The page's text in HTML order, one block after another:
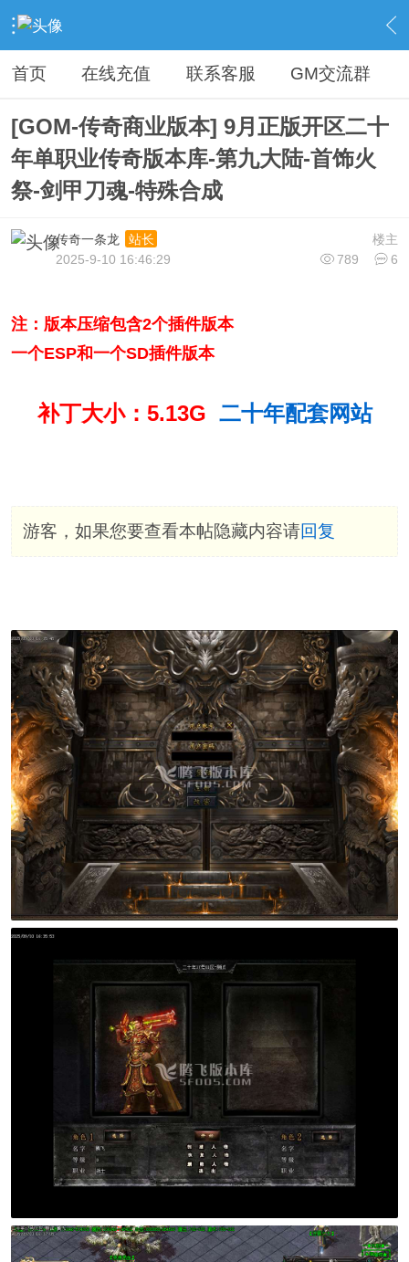
› 传奇论坛最新商业版本区 › 开区版本下载 › 内容
首页 在线充值 联系客服 GM交流群
[GOM-传奇商业版本] 9月正版开区二十
年单职业传奇版本库-第九大陆-首饰火
祭-剑甲刀魂-特殊合成
楼主
传奇一条龙
站长
789
6
2025-9-10 16:46:29
注：版本压缩包含2个插件版本
一个ESP和一个SD插件版本
补丁大小：5.13G 二十年配套网站
游客，如果您要查看本帖隐藏内容请回复